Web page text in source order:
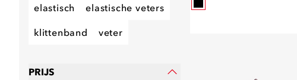
elastisch elastische veters
klittenband veter
PRIJS